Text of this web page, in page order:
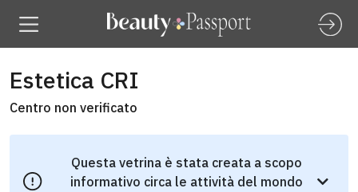
Estetica CRI
Centro non verificato
Questa vetrina è stata creata a scopo
informativo circa le attività del mondo